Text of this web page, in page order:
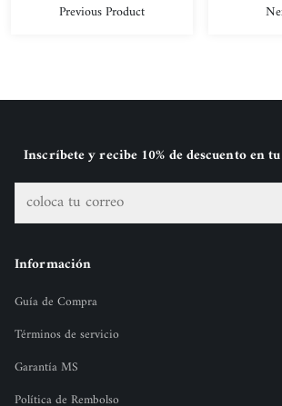
Previous Product
Inscríbete y recibe 10% de descuento en
Información
Guía de Compra
Términos de servicio
Garantía MS
Política de Rembolso